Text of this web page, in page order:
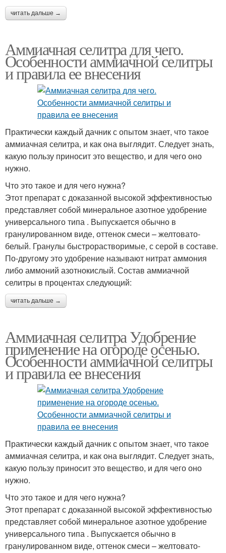
читать дальше →
Аммиачная селитра для чего.
Особенности аммиачной селитры
и правила ее внесения
Практически каждый дачник с опытом знает, что такое
аммиачная селитра, и как она выглядит. Следует знать,
какую пользу приносит это вещество, и для чего оно
нужно.
Что это такое и для чего нужна?
Этот препарат с доказанной высокой эффективностью
представляет собой минеральное азотное удобрение
универсального типа . Выпускается обычно в
гранулированном виде, оттенок смеси – желтовато-
белый. Гранулы быстрорастворимые, с серой в составе.
По-другому это удобрение называют нитрат аммония
либо аммоний азотнокислый. Состав аммиачной
селитры в процентах следующий:
читать дальше →
Аммиачная селитра Удобрение
применение на огороде осенью.
Особенности аммиачной селитры
и правила ее внесения
Практически каждый дачник с опытом знает, что такое
аммиачная селитра, и как она выглядит. Следует знать,
какую пользу приносит это вещество, и для чего оно
нужно.
Что это такое и для чего нужна?
Этот препарат с доказанной высокой эффективностью
представляет собой минеральное азотное удобрение
универсального типа . Выпускается обычно в
гранулированном виде, оттенок смеси – желтовато-